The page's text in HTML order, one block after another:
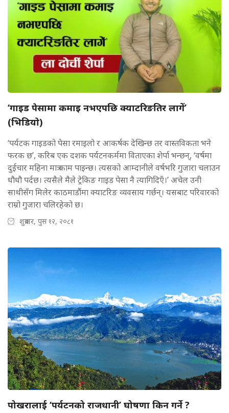
‘गाइड पेसामा कमाइ नभएपछि क्याटरिङतिर लागें’
(भिडियाे)
‘पर्यटक गाइडको पेसा रमाइलो र आकर्षक देखिन्छ तर वास्तविकता भने
फरक छ’, करिब एक दशक पर्यटनकर्ममा विताएका शेर्पा भन्छन्, ‘वर्षमा
दुईचार महिना मात्र काम पाइन्छ। त्यसको आम्दानीले वर्षभरि गुजारा चलाउन
धौधौ पर्दछ। त्यसैले मैले ट्रेकिङ गाइड पेसा नै त्यागिदिएँ।’ अचेल उनी
साथीसँग मिलेर काठमाडौंमा क्याटरिङ व्यवसाय गर्छन्। यसबाट परिवारको
राम्रो गुजारा चलिरहेको छ।
शुक्रबार, पुस १२, २०८१
पोखरालाई ‘पर्यटनको राजधानी’ घोषणा किन गर्ने ?